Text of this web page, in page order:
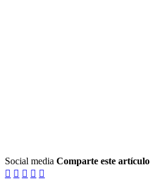
Social media Comparte este artículo
    